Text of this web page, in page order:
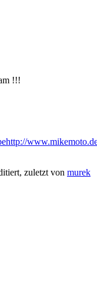
!!!
http://
zuletzt von murek